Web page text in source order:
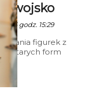
wojsko
godz. 15:29
figurek z
starych form
wytwarzanych
z kauczuku